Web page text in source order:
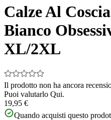
of
2
Calze Al
Bianco
XL/2XL
Il prodotto non ha ancora
Puoi valutarlo Qui.
19,95 €
Quando acquisti questo